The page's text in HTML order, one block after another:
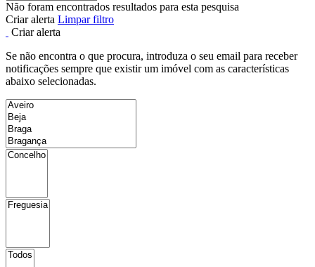
Não foram encontrados resultados para esta pesquisa
Criar alerta Limpar filtro
Criar alerta
Se não encontra o que procura, introduza o seu email para receber
notificações sempre que existir um imóvel com as características
abaixo selecionadas.